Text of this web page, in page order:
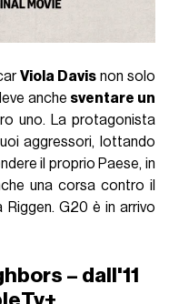
Viola Davisnon solo
anche sventare un
uno. La protagonista
aggressori, lottando
il proprio Paese, in
una corsa contro il
G20 è in arrivo
– dall'11